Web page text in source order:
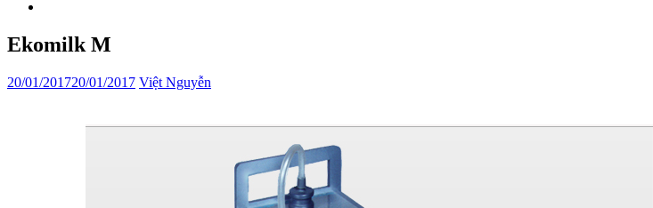
Ekomilk M
20/01/201720/01/2017 Việt Nguyễn